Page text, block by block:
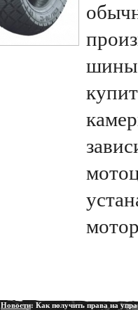
Новости: Как получить права на